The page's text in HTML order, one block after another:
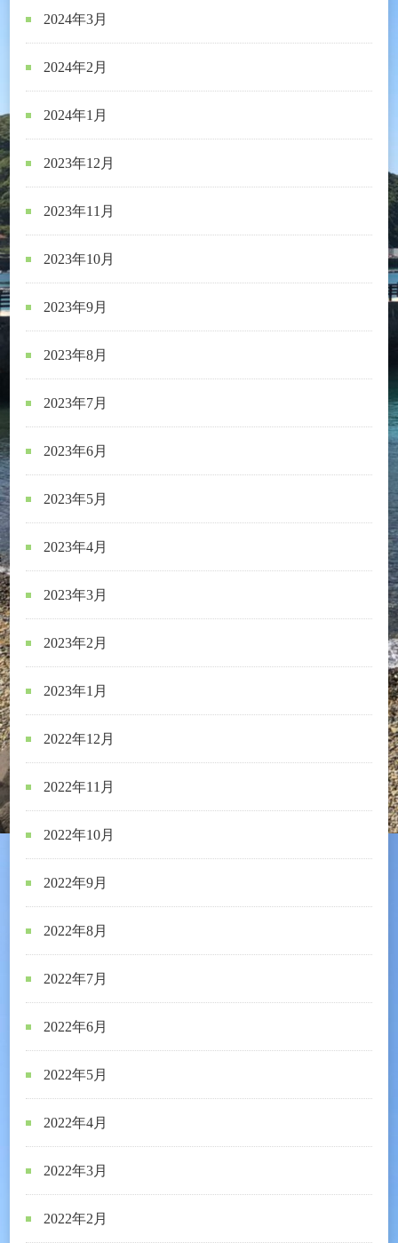
2024年3月
2024年2月
2024年1月
2023年12月
2023年11月
2023年10月
2023年9月
2023年8月
2023年7月
2023年6月
2023年5月
2023年4月
2023年3月
2023年2月
2023年1月
2022年12月
2022年11月
2022年10月
2022年9月
2022年8月
2022年7月
2022年6月
2022年5月
2022年4月
2022年3月
2022年2月